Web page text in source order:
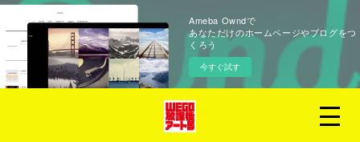
Ameba Owndで
あなただけのホームページやブログをつ
くろう
今すぐ試す